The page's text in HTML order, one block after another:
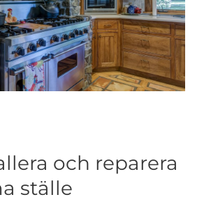
och reparera
ställe